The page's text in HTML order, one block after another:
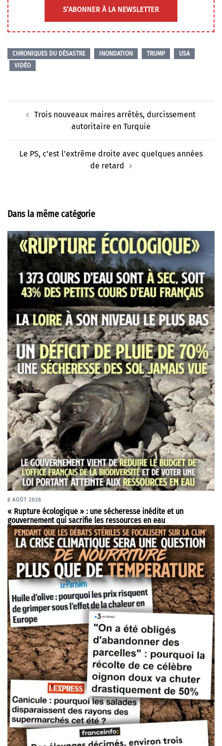
S’ABONNER À LA NEWSLETTER
CHRONIQUES DU DÉSASTRE INONDATION TRUMP
USA
VIDÉO
d’articleTrois nouveaux maires arrêtés, durcissement
autoritaire en Turquie
Le PS, c’est l’extrême droite avec quelques années
de retard
Dans la même catégorie
6 AOÛT 2026
« Rupture écologique » : une sécheresse inédite et un
gouvernement qui sacrifie les ressources en eau